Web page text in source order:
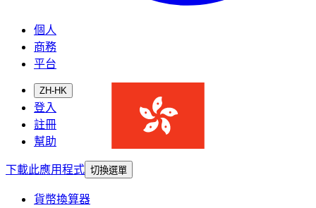
個人
商務
平台
ZH-HK
登入
註冊
幫助
下載此應用程式 切換選單
貨幣換算器